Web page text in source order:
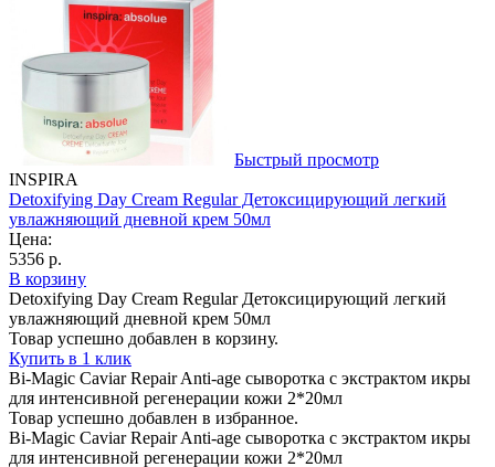
Быстрый просмотр
INSPIRA
Detoxifying Day Cream Regular Детоксицирующий легкий
увлажняющий дневной крем 50мл
Цена:
5356 р.
В корзину
Detoxifying Day Cream Regular Детоксицирующий легкий
увлажняющий дневной крем 50мл
Товар успешно добавлен в корзину.
Купить в 1 клик
Bi-Magic Caviar Repair Anti-age сыворотка с экстрактом икры
для интенсивной регенерации кожи 2*20мл
Товар успешно добавлен в избранное.
Bi-Magic Caviar Repair Anti-age сыворотка с экстрактом икры
для интенсивной регенерации кожи 2*20мл